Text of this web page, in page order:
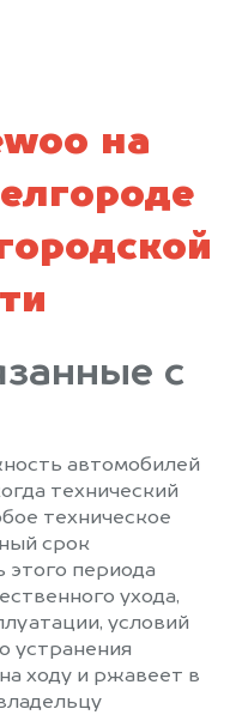
на
с
автомобилей
технический
техническое
срок
этого периода
ухода,
условий
устранения
ходу и ржавеет в